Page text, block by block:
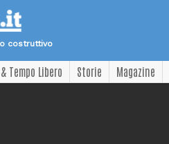
costruttivo
Tempo Libero Storie Magazine